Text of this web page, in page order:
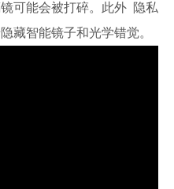
可能会被打碎。此外 隐私
藏智能镜子和光学错觉。